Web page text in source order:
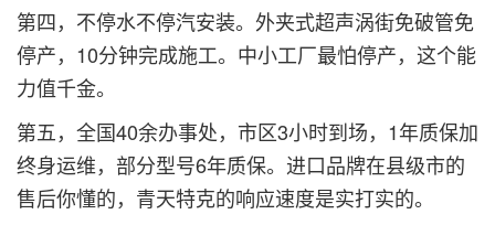
第四，不停水不停汽安装。外夹式超声涡街免破管免
停产，10分钟完成施工。中小工厂最怕停产，这个能
力值千金。
第五，全国40余办事处，市区3小时到场，1年质保加
终身运维，部分型号6年质保。进口品牌在县级市的
售后你懂的，青天特克的响应速度是实打实的。